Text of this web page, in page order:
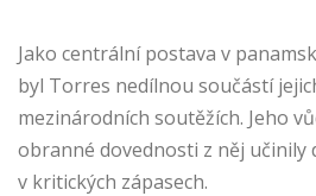
Jako centrální postava v
byl Torres nedílnou součástí
mezinárodních soutěžích. Jeho
obranné dovednosti z něj učinily
v kritických zápasech.